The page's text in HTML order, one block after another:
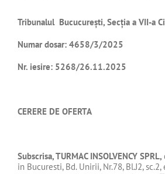
Tribunalul Bucucurești, Secţia a VII-a
Numar dosar: 4658/3/2025
Nr. iesire: 5268/26.11.2025
CERERE DE OFERTA
Subscrisa, TURMAC INSOLVENCY SPRL,
in Bucuresti, Bd. Unirii, Nr.78, Bl.J2, sc.2,